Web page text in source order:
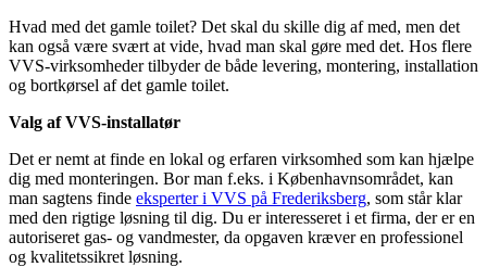
Hvad med det gamle toilet? Det skal du skille dig af med, men det
kan også være svært at vide, hvad man skal gøre med det. Hos flere
VVS-virksomheder tilbyder de både levering, montering, installation
og bortkørsel af det gamle toilet.
Valg af VVS-installatør
Det er nemt at finde en lokal og erfaren virksomhed som kan hjælpe
dig med monteringen. Bor man f.eks. i Københavnsområdet, kan
man sagtens finde eksperter i VVS på Frederiksberg, som står klar
med den rigtige løsning til dig. Du er interesseret i et firma, der er en
autoriseret gas- og vandmester, da opgaven kræver en professionel
og kvalitetssikret løsning.